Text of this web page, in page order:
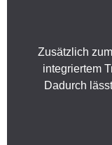
Zusätzlich
integriertem
Dadurch